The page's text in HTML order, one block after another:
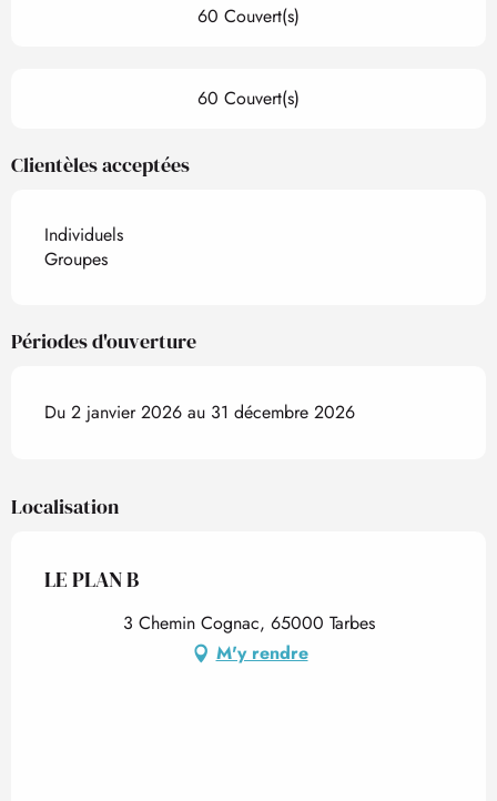
60 Couvert(s)
60 Couvert(s)
Clientèles acceptées
Individuels
Groupes
Périodes d'ouverture
Du 2 janvier 2026 au 31 décembre 2026
Localisation
LE PLAN B
3 Chemin Cognac, 65000 Tarbes
M'y rendre